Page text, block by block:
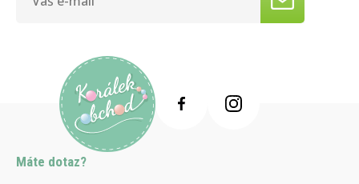
Máte dotaz?